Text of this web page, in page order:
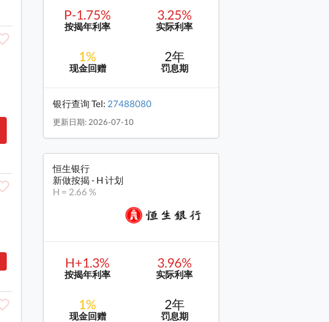
P-1.75%
按揭年利率
3.25%
实际利率
1%
现金回赠
2年
罚息期
银行查询 Tel: 27488080
更新日期: 2026-07-10
恒生银行
新做按揭 - H 计划
H = 2.66 %
H+1.3%
按揭年利率
3.96%
实际利率
1%
现金回赠
2年
罚息期